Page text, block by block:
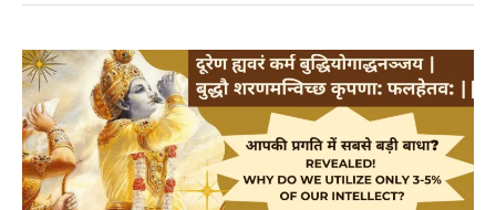
Why
Do
we
Utilize
only
3-